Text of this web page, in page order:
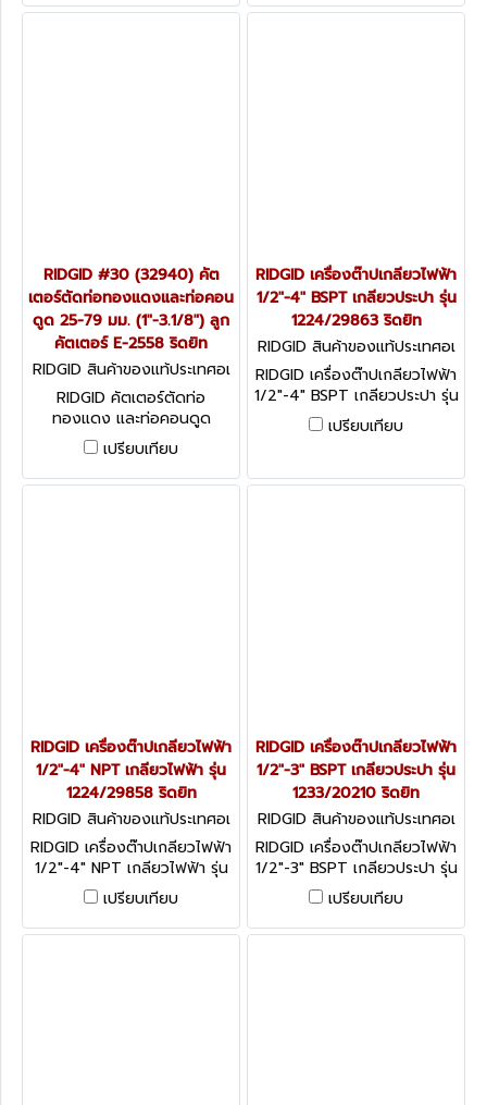
RIDGID #30 (32940) คัต
เตอร์ตัดท่อทองแดงและท่อคอน
ดูด 25-79 มม. (1"-3.1/8") ลูก
คัตเตอร์ E-2558 ริดยิท
RIDGID สินค้าของแท้ประเทศอเ
มริกา 32940
RIDGID คัตเตอร์ตัดท่อ
ทองแดง และท่อคอนดูด
TUBING & CONDUIT
CUTTERS
เปรียบเทียบ
RIDGID เครื่องต๊าปเกลียวไฟฟ้า
1/2"-4" BSPT เกลียวประปา รุ่น
1224/29863 ริดยิท
RIDGID สินค้าของแท้ประเทศอเ
มริกา 1224 BSPT (29863)
RIDGID เครื่องต๊าปเกลียวไฟฟ้า
1/2"-4" BSPT เกลียวประปา รุ่น
1224/29863 ริดยิท
เปรียบเทียบ
RIDGID เครื่องต๊าปเกลียวไฟฟ้า
1/2"-4" NPT เกลียวไฟฟ้า รุ่น
1224/29858 ริดยิท
RIDGID สินค้าของแท้ประเทศอเ
มริกา 1224 NPT (29858)
RIDGID เครื่องต๊าปเกลียวไฟฟ้า
1/2"-4" NPT เกลียวไฟฟ้า รุ่น
1224/29858 ริดยิท
เปรียบเทียบ
RIDGID เครื่องต๊าปเกลียวไฟฟ้า
1/2"-3" BSPT เกลียวประปา รุ่น
1233/20210 ริดยิท
RIDGID สินค้าของแท้ประเทศอเ
มริกา 1233 BSPT (20210)
RIDGID เครื่องต๊าปเกลียวไฟฟ้า
1/2"-3" BSPT เกลียวประปา รุ่น
1233/20210 ริดยิท
เปรียบเทียบ